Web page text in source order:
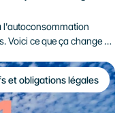
l'autoconsommation
Voici ce que ça change
et obligations légales